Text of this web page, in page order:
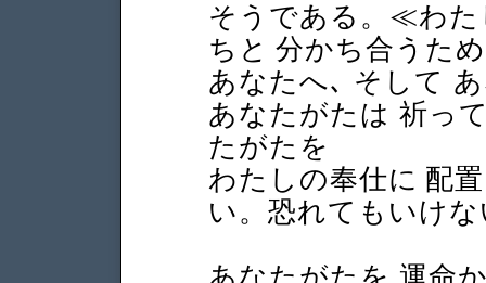
そうである。≪わ
ちと 分かち合うた
あなたへ､ そして
あなたがたは 祈っ
たがたを
わたしの奉仕に 配
い。恐れてもいけな
あなたがたを 運命